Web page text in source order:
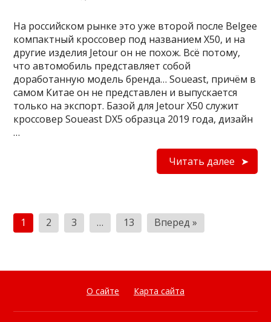
На российском рынке это уже второй после Belgee
компактный кроссовер под названием Х50, и на
другие изделия Jetour он не похож. Всё потому,
что автомобиль представляет собой
доработанную модель бренда… Soueast, причём в
самом Китае он не представлен и выпускается
только на экспорт. Базой для Jetour X50 служит
кроссовер Soueast DX5 образца 2019 года, дизайн
…
Читать далее
Пагинация
записей
1 2 3 … 13 Вперед »
О сайте Карта сайта